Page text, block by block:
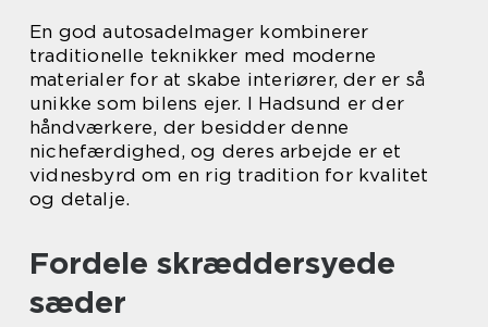
En god autosadelmager kombinerer
traditionelle teknikker med moderne
materialer for at skabe interiører, der er så
unikke som bilens ejer. I Hadsund er der
håndværkere, der besidder denne
nichefærdighed, og deres arbejde er et
vidnesbyrd om en rig tradition for kvalitet
og detalje.
Fordele skræddersyede
sæder